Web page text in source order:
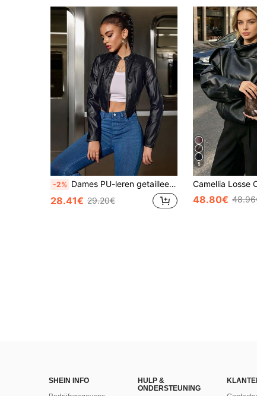
-2% Dames PU-leren getailleerde jas met ritssluiting aan de voorkant, modieuze veelzijdige bovenkleding voor casual en stijlvolle looks, herfst zwart
28.41€ 29.20€
5
48.80€
SHEIN INFO
HULP &
ONDERSTEUNING